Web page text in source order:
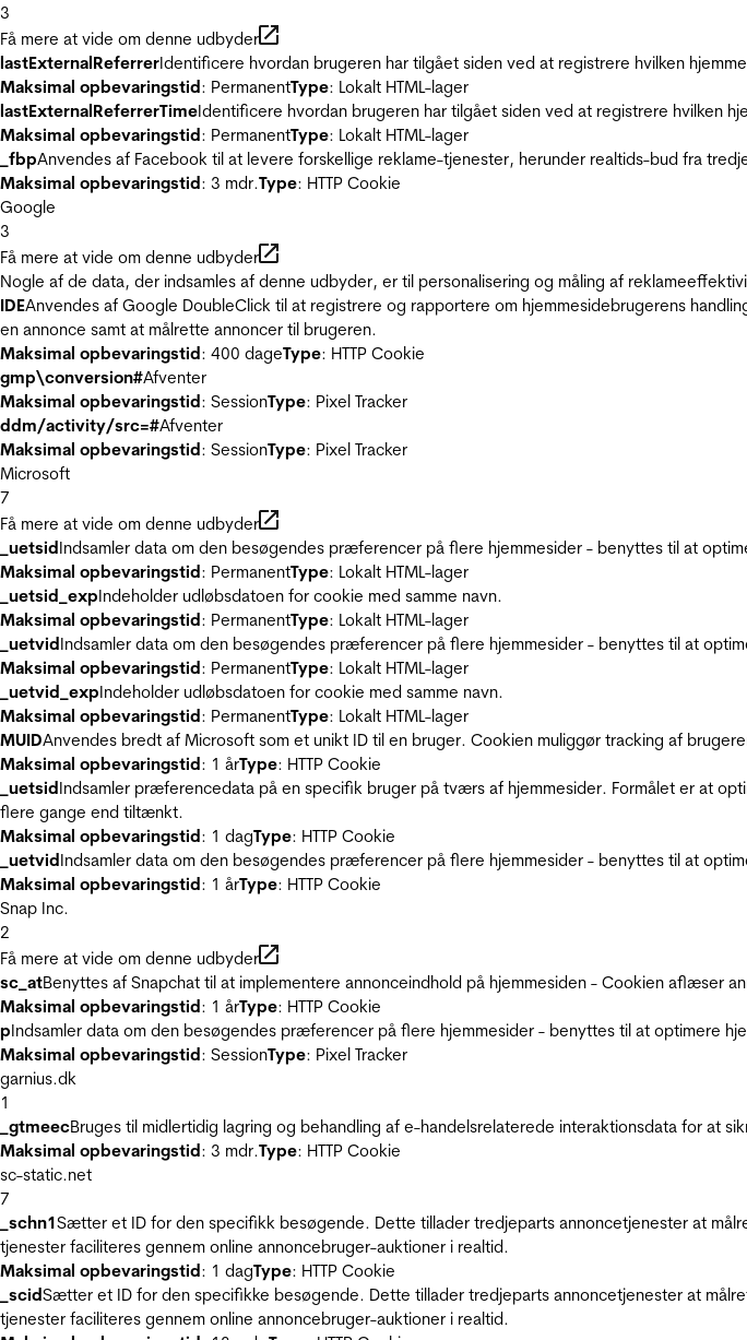
3
Få mere at vide om denne udbyder
lastExternalReferrerIdentificere hvordan brugeren har tilgået siden ved at registrere hvilken
Maksimal opbevaringstid: PermanentType: Lokalt HTML-lager
lastExternalReferrerTimeIdentificere hvordan brugeren har tilgået siden ved at registrere hvilken
Maksimal opbevaringstid: PermanentType: Lokalt HTML-lager
_fbpAnvendes af Facebook til at levere forskellige reklame-tjenester, herunder realtids-bud fra
Maksimal opbevaringstid: 3 mdr.Type: HTTP Cookie
Google
3
Få mere at vide om denne udbyder
Nogle af de data, der indsamles af denne udbyder, er til personalisering og måling af
IDEAnvendes af Google DoubleClick til at registrere og rapportere om hjemmesidebrugerens
en annonce samt at målrette annoncer til brugeren.
Maksimal opbevaringstid: 400 dageType: HTTP Cookie
gmp\conversion#Afventer
Maksimal opbevaringstid: SessionType: Pixel Tracker
ddm/activity/src=#Afventer
Maksimal opbevaringstid: SessionType: Pixel Tracker
Microsoft
7
Få mere at vide om denne udbyder
_uetsidIndsamler data om den besøgendes præferencer på flere hjemmesider - benyttes til at
Maksimal opbevaringstid: PermanentType: Lokalt HTML-lager
_uetsid_expIndeholder udløbsdatoen for cookie med samme navn.
Maksimal opbevaringstid: PermanentType: Lokalt HTML-lager
_uetvidIndsamler data om den besøgendes præferencer på flere hjemmesider - benyttes til at
Maksimal opbevaringstid: PermanentType: Lokalt HTML-lager
_uetvid_expIndeholder udløbsdatoen for cookie med samme navn.
Maksimal opbevaringstid: PermanentType: Lokalt HTML-lager
MUIDAnvendes bredt af Microsoft som et unikt ID til en bruger. Cookien muliggør tracking af
Maksimal opbevaringstid: 1 årType: HTTP Cookie
_uetsidIndsamler præferencedata på en specifik bruger på tværs af hjemmesider. Formålet er at
flere gange end tiltænkt.
Maksimal opbevaringstid: 1 dagType: HTTP Cookie
_uetvidIndsamler data om den besøgendes præferencer på flere hjemmesider - benyttes til at
Maksimal opbevaringstid: 1 årType: HTTP Cookie
Snap Inc.
2
Få mere at vide om denne udbyder
sc_atBenyttes af Snapchat til at implementere annonceindhold på hjemmesiden - Cookien aflæser
Maksimal opbevaringstid: 1 årType: HTTP Cookie
pIndsamler data om den besøgendes præferencer på flere hjemmesider - benyttes til at optimere
Maksimal opbevaringstid: SessionType: Pixel Tracker
garnius.dk
1
_gtmeecBruges til midlertidig lagring og behandling af e-handelsrelaterede interaktionsdata for at
Maksimal opbevaringstid: 3 mdr.Type: HTTP Cookie
sc-static.net
7
_schn1Sætter et ID for den specifikk besøgende. Dette tillader tredjeparts annoncetjenester at
tjenester faciliteres gennem online annoncebruger-auktioner i realtid.
Maksimal opbevaringstid: 1 dagType: HTTP Cookie
_scidSætter et ID for den specifikke besøgende. Dette tillader tredjeparts annoncetjenester at
tjenester faciliteres gennem online annoncebruger-auktioner i realtid.